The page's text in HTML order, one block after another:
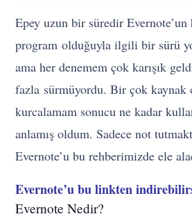
Epey uzun bir süredir
program olduğuyla ilgili bir sürü
ama her denemem çok karışık
fazla sürmüyordu. Bir çok kaynak
kurcalamam sonucu ne kadar
anlamış oldum. Sadece not
Evernote’u bu rehberimizde ele
Evernote’u bu linkten
Evernote Nedir?